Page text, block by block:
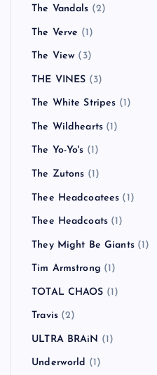
The Vandals (2)
The Verve (1)
The View (3)
THE VINES (3)
The White Stripes (1)
The Wildhearts (1)
The Yo-Yo's (1)
The Zutons (1)
Thee Headcoatees (1)
Thee Headcoats (1)
They Might Be Giants(1)
Tim Armstrong (1)
TOTAL CHAOS (1)
Travis(2)
ULTRA BRAiN (1)
Underworld (1)